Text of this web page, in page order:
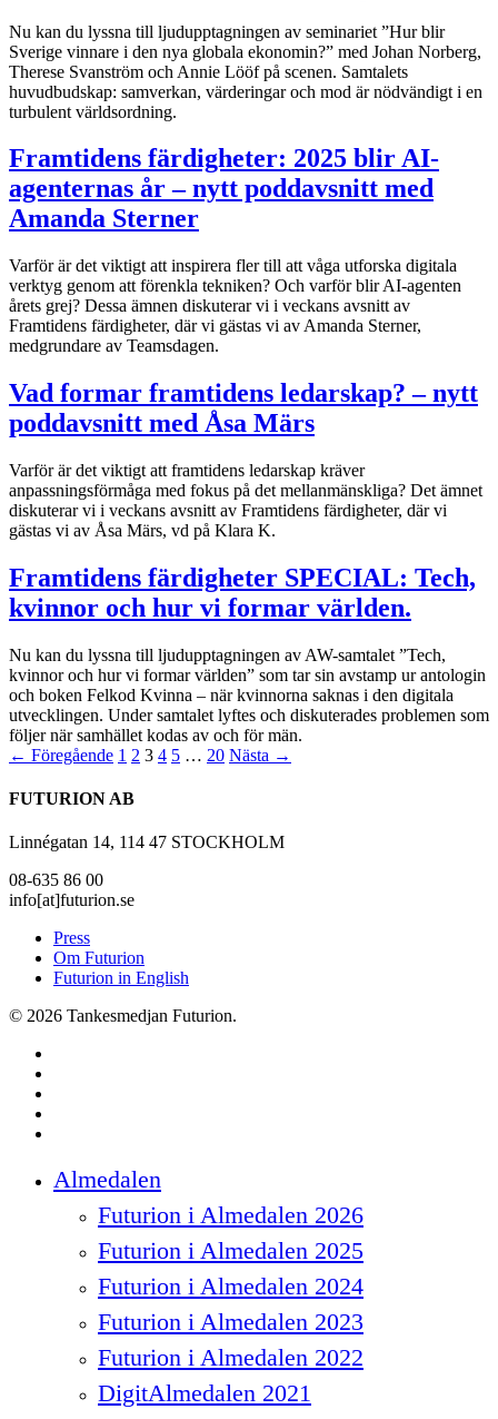
Nu kan du lyssna till ljudupptagningen av seminariet ”Hur blir
Sverige vinnare i den nya globala ekonomin?” med Johan Norberg,
Therese Svanström och Annie Lööf på scenen. Samtalets
huvudbudskap: samverkan, värderingar och mod är nödvändigt i en
turbulent världsordning.
Framtidens färdigheter: 2025 blir AI-
agenternas år – nytt poddavsnitt med
Amanda Sterner
Varför är det viktigt att inspirera fler till att våga utforska digitala
verktyg genom att förenkla tekniken? Och varför blir AI-agenten
årets grej? Dessa ämnen diskuterar vi i veckans avsnitt av
Framtidens färdigheter, där vi gästas vi av Amanda Sterner,
medgrundare av Teamsdagen.
Vad formar framtidens ledarskap? – nytt
poddavsnitt med Åsa Märs
Varför är det viktigt att framtidens ledarskap kräver
anpassningsförmåga med fokus på det mellanmänskliga? Det ämnet
diskuterar vi i veckans avsnitt av Framtidens färdigheter, där vi
gästas vi av Åsa Märs, vd på Klara K.
Framtidens färdigheter SPECIAL: Tech,
kvinnor och hur vi formar världen.
Nu kan du lyssna till ljudupptagningen av AW-samtalet ”Tech,
kvinnor och hur vi formar världen” som tar sin avstamp ur antologin
och boken Felkod Kvinna – när kvinnorna saknas i den digitala
utvecklingen. Under samtalet lyftes och diskuterades problemen som
följer när samhället kodas av och för män.
← Föregående 1 2 3 4 5 … 20 Nästa →
FUTURION AB
Linnégatan 14, 114 47 STOCKHOLM
08-635 86 00
info[at]futurion.se
Press
Om Futurion
Futurion in English
© 2026 Tankesmedjan Futurion.
Menu
Almedalen
Futurion i Almedalen 2026
Futurion i Almedalen 2025
Futurion i Almedalen 2024
Futurion i Almedalen 2023
Futurion i Almedalen 2022
DigitAlmedalen 2021